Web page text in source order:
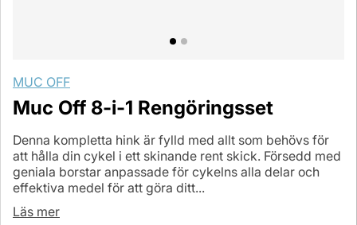
MUC OFF
Muc Off 8-i-1 Rengöringsset
Denna kompletta hink är fylld med allt som behövs för
att hålla din cykel i ett skinande rent skick. Försedd med
geniala borstar anpassade för cykelns alla delar och
effektiva medel för att göra ditt...
Läs mer